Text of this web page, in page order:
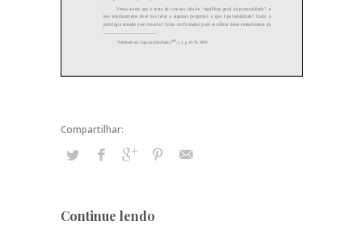
Continue lendo